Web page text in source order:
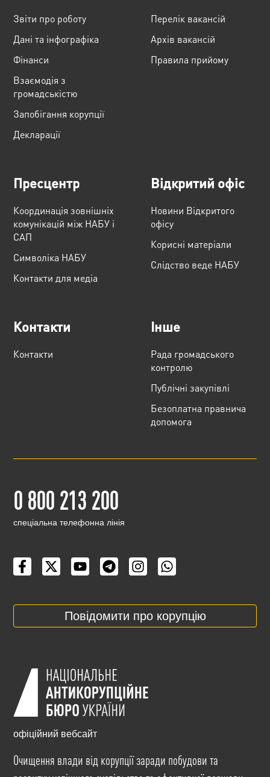
Звіти про роботу
Дані та інфографіка
Фінанси
Взаємодія з
громадськістю
Запобігання корупції
Декларації
Перелік вакансій
Архів вакансій
Правила прийому
Пресцентр
Координація зовнішніх
комунікацій між НАБУ і
САП
Cимволіка НАБУ
Контакти для медіа
Відкритий офіс
Новини Відкритого
офісу
Корисні матеріали
Слідство веде НАБУ
Контакти
Контакти
Інше
Рада громадського
контролю
Публічні закупівлі
Безоплатна правнича
допомога
0 800 213 200
cпеціальна телефонна лінія
Повідомити про корупцію
офіційний вебсайт
Очищення влади від корупції заради побудови та